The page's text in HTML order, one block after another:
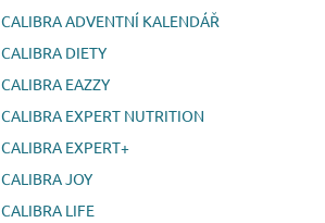
CALIBRA ADVENTNÍ KALENDÁŘ
CALIBRA DIETY
CALIBRA EAZZY
CALIBRA EXPERT NUTRITION
CALIBRA EXPERT+
CALIBRA JOY
CALIBRA LIFE